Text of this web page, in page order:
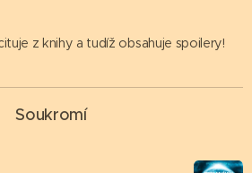
z knihy a tudíž obsahuje spoilery!
Soukromí